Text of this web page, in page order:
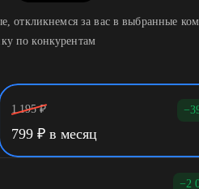
откликнемся за вас в выбранные
по конкурентам
1 195 ₽
799 ₽ в месяц
−2